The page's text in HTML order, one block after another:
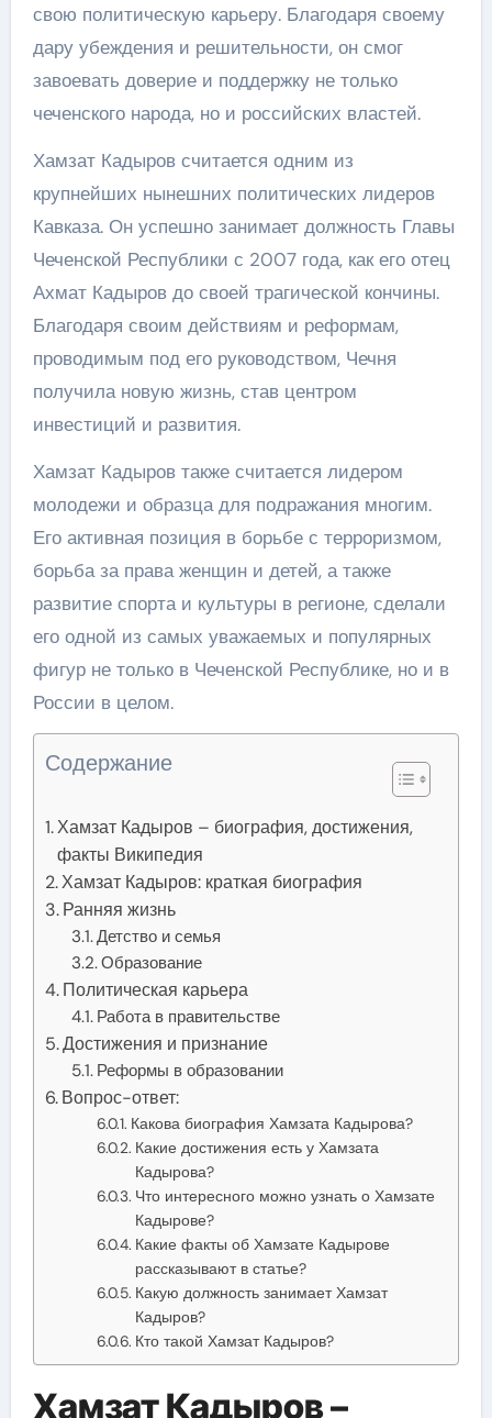
свою политическую карьеру. Благодаря своему
дару убеждения и решительности, он смог
завоевать доверие и поддержку не только
чеченского народа, но и российских властей.
Хамзат Кадыров считается одним из
крупнейших нынешних политических лидеров
Кавказа. Он успешно занимает должность Главы
Чеченской Республики с 2007 года, как его отец
Ахмат Кадыров до своей трагической кончины.
Благодаря своим действиям и реформам,
проводимым под его руководством, Чечня
получила новую жизнь, став центром
инвестиций и развития.
Хамзат Кадыров также считается лидером
молодежи и образца для подражания многим.
Его активная позиция в борьбе с терроризмом,
борьба за права женщин и детей, а также
развитие спорта и культуры в регионе, сделали
его одной из самых уважаемых и популярных
фигур не только в Чеченской Республике, но и в
России в целом.
Содержание
Хамзат Кадыров – биография, достижения,
факты Википедия
Хамзат Кадыров: краткая биография
Ранняя жизнь
Детство и семья
Образование
Политическая карьера
Работа в правительстве
Достижения и признание
Реформы в образовании
Вопрос-ответ:
Какова биография Хамзата Кадырова?
Какие достижения есть у Хамзата
Кадырова?
Что интересного можно узнать о Хамзате
Кадырове?
Какие факты об Хамзате Кадырове
рассказывают в статье?
Какую должность занимает Хамзат
Кадыров?
Кто такой Хамзат Кадыров?
Хамзат Кадыров –